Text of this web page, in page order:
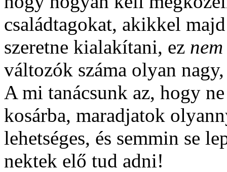
családtagokat, akikkel
szeretne kialakítani, ez nem
változók száma olyan
A mi tanácsunk az, hogy
kosárba, maradjatok
lehetséges, és semmin se
nektek elő tud adni!